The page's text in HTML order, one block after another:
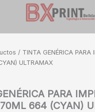
/ TINTA GENÉRICA PARA
ULTRAMAX
PARA
664 (CYAN)